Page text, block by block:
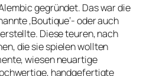
gegründet. Das war die
‚Boutique‘- oder auch
Diese teuren, nach
die sie spielen wollten
wiesen neuartige
handgefertigte